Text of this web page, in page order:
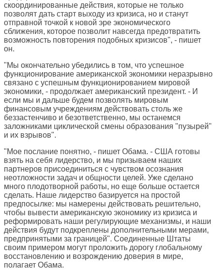
скоординированные действия, которые не только
позволят дать старт выходу из кризиса, но и станут
отправной точкой к новой эре экономического
сближения, которое позволит навсегда предотвратить
возможность повторения подобных кризисов", - пишет
он.
"Мы окончательно убедились в том, что успешное
функционирование американской экономики неразрывно
связано с успешным функционированием мировой
экономики, - продолжает американский президент. - И
если мы и дальше будем позволять мировым
финансовым учреждениям действовать столь же
беззастенчиво и безответственно, мы останемся
заложниками циклической смены образования "пузырей"
и их взрывов".
"Мое послание понятно, - пишет Обама. - США готовы
взять на себя лидерство, и мы призываем наших
партнеров присоединиться с чувством осознания
неотложности задач и общности целей. Уже сделано
много плодотворной работы, но еще больше остается
сделать. Наше лидерство базируется на простой
предпосылке: мы намерены действовать решительно,
чтобы вывести американскую экономику из кризиса и
реформировать наши регулирующие механизмы, и наши
действия будут подкреплены дополнительными мерами,
предпринятыми за границей". Соединенные Штаты
своим примером могут проложить дорогу глобальному
восстановлению и возрождению доверия в мире,
полагает Обама.